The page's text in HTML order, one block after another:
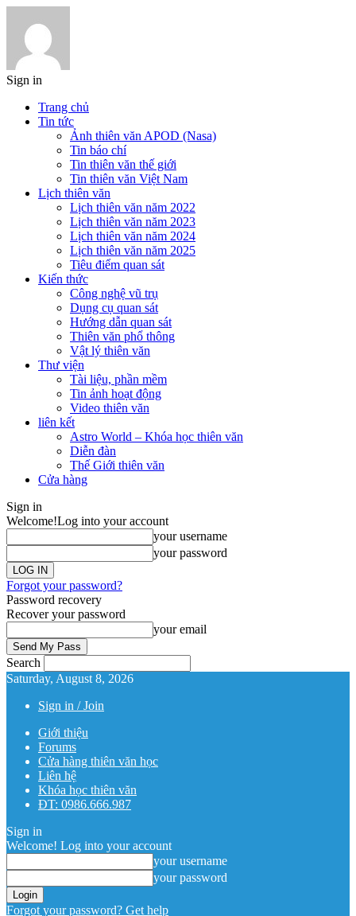
Sign in
Trang chủ
Tin tức
Ảnh thiên văn APOD (Nasa)
Tin báo chí
Tin thiên văn thế giới
Tin thiên văn Việt Nam
Lịch thiên văn
Lịch thiên văn năm 2022
Lịch thiên văn năm 2023
Lịch thiên văn năm 2024
Lịch thiên văn năm 2025
Tiêu điểm quan sát
Kiến thức
Công nghệ vũ trụ
Dụng cụ quan sát
Hướng dẫn quan sát
Thiên văn phổ thông
Vật lý thiên văn
Thư viện
Tài liệu, phần mềm
Tin ảnh hoạt động
Video thiên văn
liên kết
Astro World – Khóa học thiên văn
Diễn đàn
Thế Giới thiên văn
Cửa hàng
Sign in
Welcome!Log into your account
your username
your password
Forgot your password?
Password recovery
Recover your password
your email
Search
Saturday, August 8, 2026
Sign in / Join
Giới thiệu
Forums
Cửa hàng thiên văn học
Liên hệ
Khóa học thiên văn
ĐT: 0986.666.987
Sign in
Welcome! Log into your account
your username
your password
Forgot your password? Get help